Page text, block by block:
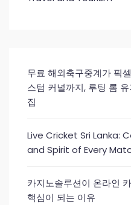
무료 해외축구중계가 픽
스텀 커널까지, 루팅 롬
집
Live Cricket Sri Lanka:
and Spirit of Every
카지노솔루션이 온라인
핵심이 되는 이유